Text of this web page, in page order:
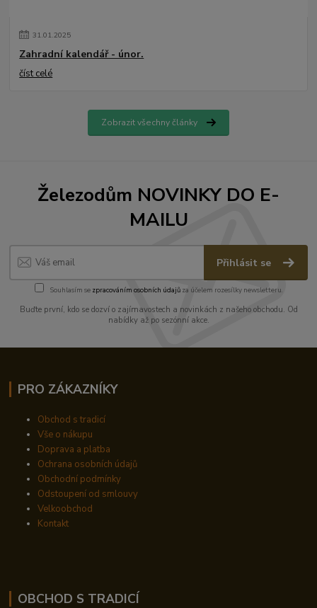
31.01.2025
Zahradní kalendář - únor.
číst celé
Zobrazit všechny články
Železodům NOVINKY DO E-
MAILU
Přihlásit se
Souhlasím se zpracováním osobních údajůza účelem rozesílky newsletteru.
Buďte první, kdo se dozví o zajímavostech a novinkách z našeho obchodu. Od
nabídky až po sezónní akce.
PRO ZÁKAZNÍKY
Obchod s tradicí
Vše o nákupu
Doprava a platba
Ochrana osobních údajů
Obchodní podmínky
Odstoupení od smlouvy
Velkoobchod
Kontakt
OBCHOD S TRADICÍ